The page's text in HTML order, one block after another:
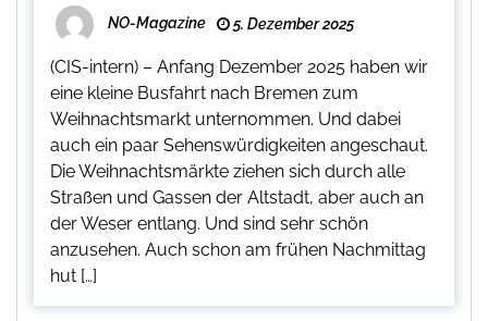
NO-Magazine 5. Dezember 2025
(CIS-intern) – Anfang Dezember 2025 haben wir
eine kleine Busfahrt nach Bremen zum
Weihnachtsmarkt unternommen. Und dabei
auch ein paar Sehenswürdigkeiten angeschaut.
Die Weihnachtsmärkte ziehen sich durch alle
Straßen und Gassen der Altstadt, aber auch an
der Weser entlang. Und sind sehr schön
anzusehen. Auch schon am frühen Nachmittag
hut […]